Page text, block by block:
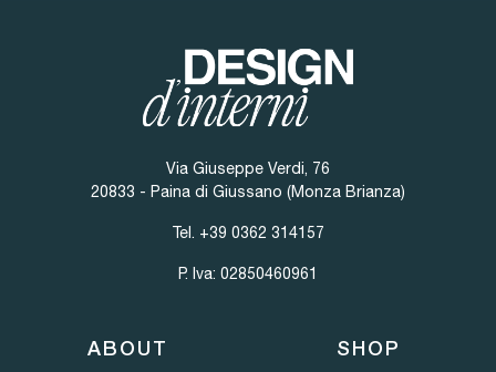
Via Giuseppe Verdi, 76
20833 - Paina di Giussano (Monza Brianza)
Tel. +39 0362 314157
P. Iva: 02850460961
ABOUT
SHOP